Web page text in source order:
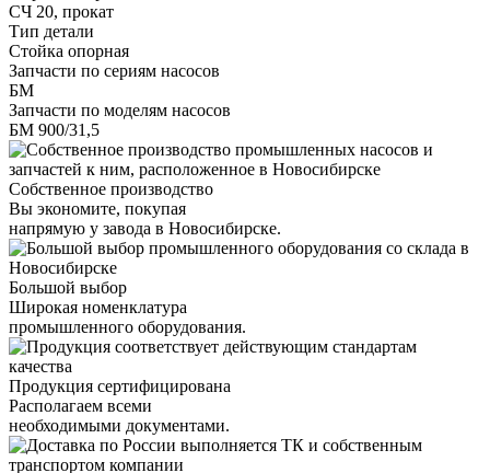
СЧ 20, прокат
Тип детали
Стойка опорная
Запчасти по сериям насосов
БМ
Запчасти по моделям насосов
БМ 900/31,5
Собственное производство
Вы экономите, покупая
напрямую у завода в Новосибирске.
Большой выбор
Широкая номенклатура
промышленного оборудования.
Продукция сертифицирована
Располагаем всеми
необходимыми документами.